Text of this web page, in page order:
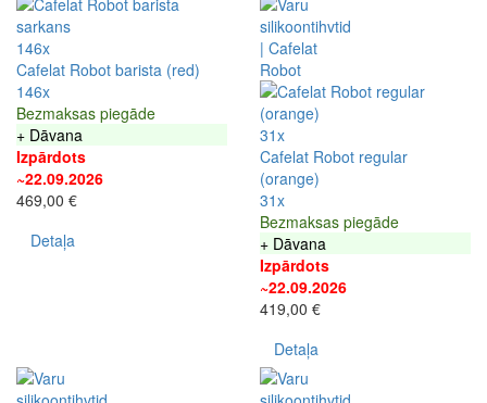
146x
Cafelat Robot barista (red)
146x
Bezmaksas piegāde
+ Dāvana
Izpārdots
~22.09.2026
469,00 €
Detaļa
31x
Cafelat Robot regular
(orange)
31x
Bezmaksas piegāde
+ Dāvana
Izpārdots
~22.09.2026
419,00 €
Detaļa